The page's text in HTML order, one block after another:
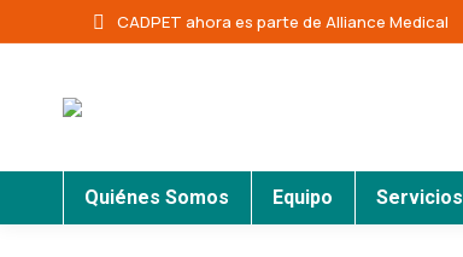
CADPET ahora es parte de Alliance Medical
Quiénes Somos Equipo Servicios